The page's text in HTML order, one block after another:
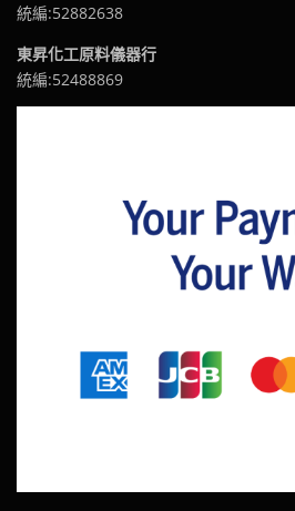
統編:52882638
東昇化工原料儀器行
統編:52488869